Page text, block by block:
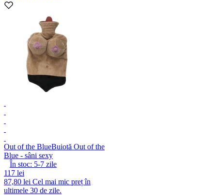
Out of the BlueBuiotă Out of the
Blue - sâni sexy
În stoc: 5-7 zile
117 lei
87,80 lei Cel mai mic preț în
ultimele 30 de zile.